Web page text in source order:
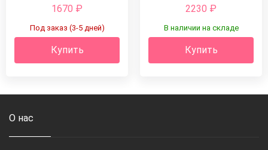
1670 ₽
Под заказ (3-5 дней)
Купить
2230 ₽
В наличии на складе
Купить
О нас